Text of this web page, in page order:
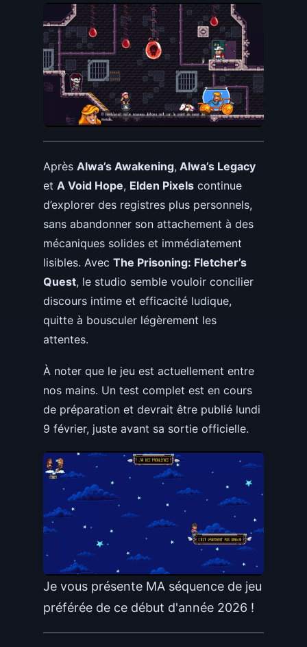
Après Alwa’s Awakening, Alwa’s Legacy
et A Void Hope, Elden Pixelscontinue
d’explorer des registres plus personnels,
sans abandonner son attachement à des
mécaniques solides et immédiatement
lisibles. Avec The Prisoning: Fletcher’s
Quest, le studio semble vouloir concilier
discours intime et efficacité ludique,
quitte à bousculer légèrement les
attentes.
À noter que le jeu est actuellement entre
nos mains. Un test complet est en cours
de préparation et devrait être publié lundi
9 février, juste avant sa sortie officielle.
Je vous présente MA séquence de jeu
préférée de ce début d'année 2026 !